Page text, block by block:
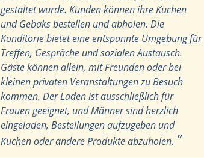
gestaltet wurde. Kunden können ihre Kuchen
und Gebaks bestellen und abholen. Die
Konditorie bietet eine entspannte Umgebung für
Treffen, Gespräche und sozialen Austausch.
Gäste können allein, mit Freunden oder bei
kleinen privaten Veranstaltungen zu Besuch
kommen. Der Laden ist ausschließlich für
Frauen geeignet, und Männer sind herzlich
eingeladen, Bestellungen aufzugeben und
Kuchen oder andere Produkte abzuholen. ”